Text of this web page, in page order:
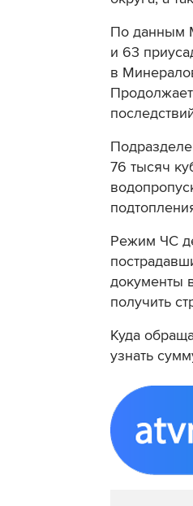
По данным
и 63
в
76 тысяч
Режим ЧС
документы
получить
Куда
узнать